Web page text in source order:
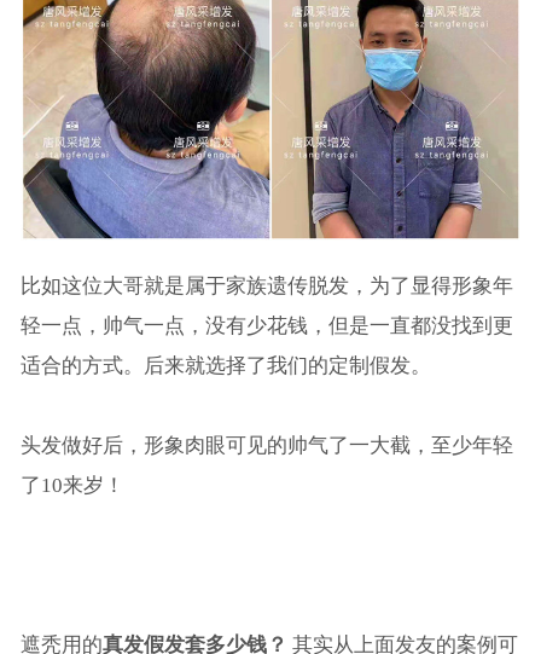
比如这位大哥就是属于家族遗传脱发，为了显得形象年
轻一点，帅气一点，没有少花钱，但是一直都没找到更
适合的方式。后来就选择了我们的定制假发。
头发做好后，形象肉眼可见的帅气了一大截，至少年轻
了10来岁！
遮秃用的真发假发套多少钱？ 其实从上面发友的案例可